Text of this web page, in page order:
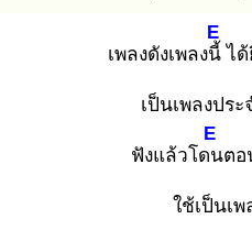
เพลงดังเพลงนี้
E
ไ
เป็นเพลงปร
ฟังแล้วโดน
E
ตอ
ใช้เป็นเพ